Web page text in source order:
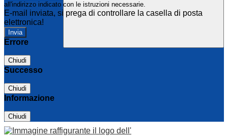
all'indirizzo indicato con le istruzioni necessarie.
E-mail inviata, si prega di controllare la casella di posta
elettronica!
Errore
Chiudi
Successo
Chiudi
Informazione
Chiudi